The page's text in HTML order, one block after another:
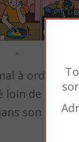
à
de chez
son bar